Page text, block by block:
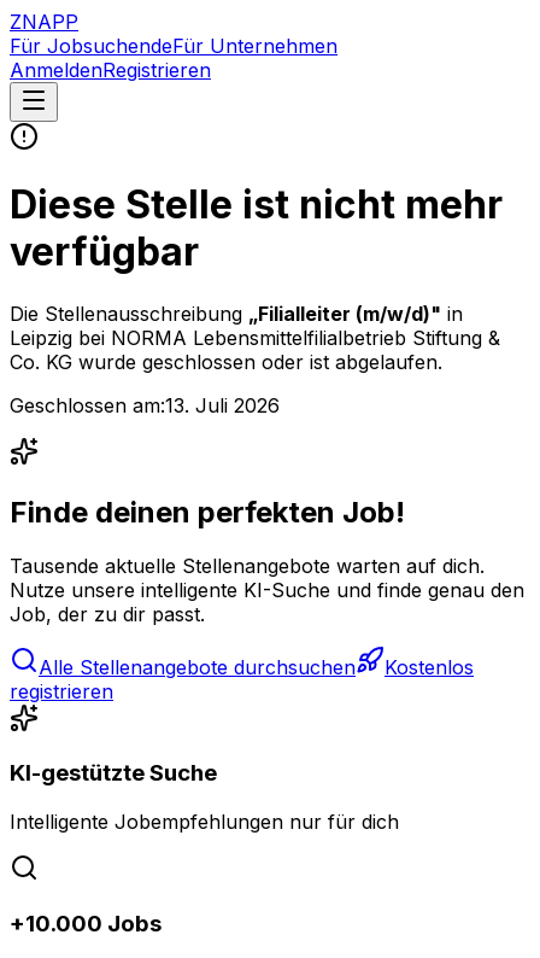
ZNAPP
Für JobsuchendeFür Unternehmen
AnmeldenRegistrieren
Diese Stelle ist nicht mehr
verfügbar
Die Stellenausschreibung „Filialleiter (m/w/d)" in
Leipzig bei NORMA Lebensmittelfilialbetrieb Stiftung &
Co. KG wurde geschlossen oder ist abgelaufen.
Geschlossen am:13. Juli 2026
Finde deinen perfekten Job!
Tausende aktuelle Stellenangebote warten auf dich.
Nutze unsere intelligente KI-Suche und finde genau den
Job, der zu dir passt.
Alle Stellenangebote durchsuchen
Kostenlos
registrieren
KI-gestützte Suche
Intelligente Jobempfehlungen nur für dich
+10.000 Jobs